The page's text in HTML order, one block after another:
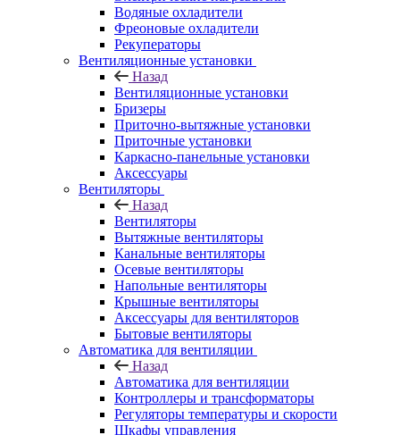
Водяные охладители
Фреоновые охладители
Рекуператоры
Вентиляционные установки
Назад
Вентиляционные установки
Бризеры
Приточно-вытяжные установки
Приточные установки
Каркасно-панельные установки
Аксессуары
Вентиляторы
Назад
Вентиляторы
Вытяжные вентиляторы
Канальные вентиляторы
Осевые вентиляторы
Напольные вентиляторы
Крышные вентиляторы
Аксессуары для вентиляторов
Бытовые вентиляторы
Автоматика для вентиляции
Назад
Автоматика для вентиляции
Контроллеры и трансформаторы
Регуляторы температуры и скорости
Шкафы управления